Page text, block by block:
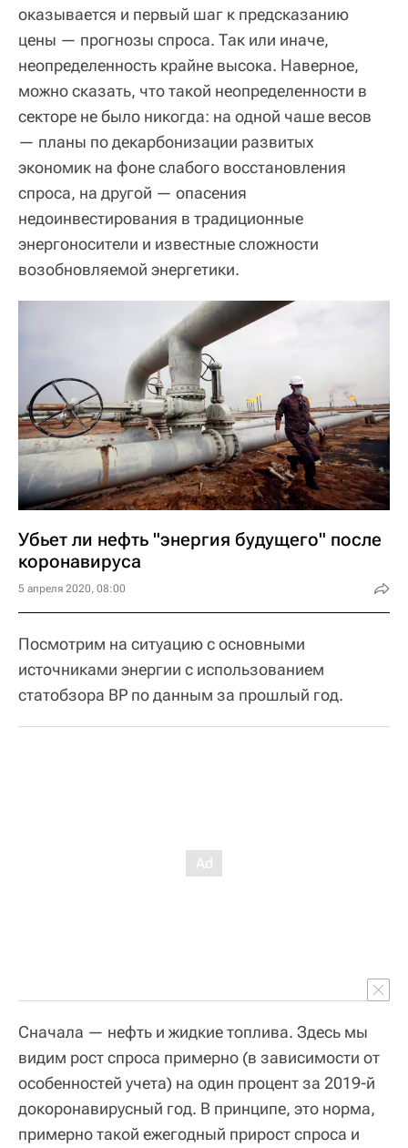
оказывается и первый шаг к предсказанию
цены — прогнозы спроса. Так или иначе,
неопределенность крайне высока. Наверное,
можно сказать, что такой неопределенности в
секторе не было никогда: на одной чаше весов
— планы по декарбонизации развитых
экономик на фоне слабого восстановления
спроса, на другой — опасения
недоинвестирования в традиционные
энергоносители и известные сложности
возобновляемой энергетики.
Убьет ли нефть "энергия будущего" после
коронавируса
5 апреля 2020, 08:00
Посмотрим на ситуацию с основными
источниками энергии с использованием
статобзора BP по данным за прошлый год.
Сначала — нефть и жидкие топлива. Здесь мы
видим рост спроса примерно (в зависимости от
особенностей учета) на один процент за 2019-й
докоронавирусный год. В принципе, это норма,
примерно такой ежегодный прирост спроса и